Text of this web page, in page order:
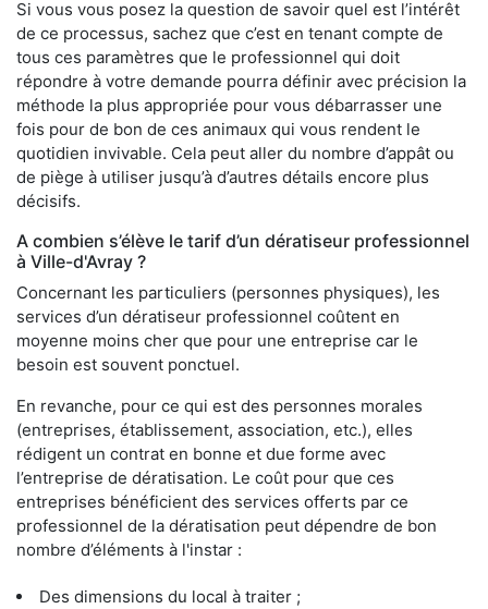
Si vous vous posez la question de savoir quel est l’intérêt
de ce processus, sachez que c’est en tenant compte de
tous ces paramètres que le professionnel qui doit
répondre à votre demande pourra définir avec précision la
méthode la plus appropriée pour vous débarrasser une
fois pour de bon de ces animaux qui vous rendent le
quotidien invivable. Cela peut aller du nombre d’appât ou
de piège à utiliser jusqu’à d’autres détails encore plus
décisifs.
A combien s’élève le tarif d’un dératiseur professionnel
à Ville-d'Avray ?
Concernant les particuliers (personnes physiques), les
services d’un dératiseur professionnel coûtent en
moyenne moins cher que pour une entreprise car le
besoin est souvent ponctuel.
En revanche, pour ce qui est des personnes morales
(entreprises, établissement, association, etc.), elles
rédigent un contrat en bonne et due forme avec
l’entreprise de dératisation. Le coût pour que ces
entreprises bénéficient des services offerts par ce
professionnel de la dératisation peut dépendre de bon
nombre d’éléments à l'instar :
Des dimensions du local à traiter ;